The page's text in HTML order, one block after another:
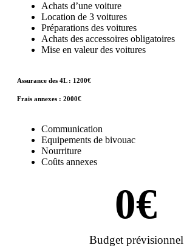
Achats d’une voiture
Location de 3 voitures
Préparations des voitures
Achats des accessoires obligatoires
Mise en valeur des voitures
Assurance des 4L : 1200€
Frais annexes : 2000€
Communication
Equipements de bivouac
Nourriture
Coûts annexes
Budget prévisionnel
0€